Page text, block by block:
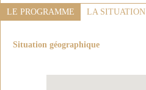
LE PROGRAMME LA SITUATION
Situation géographique